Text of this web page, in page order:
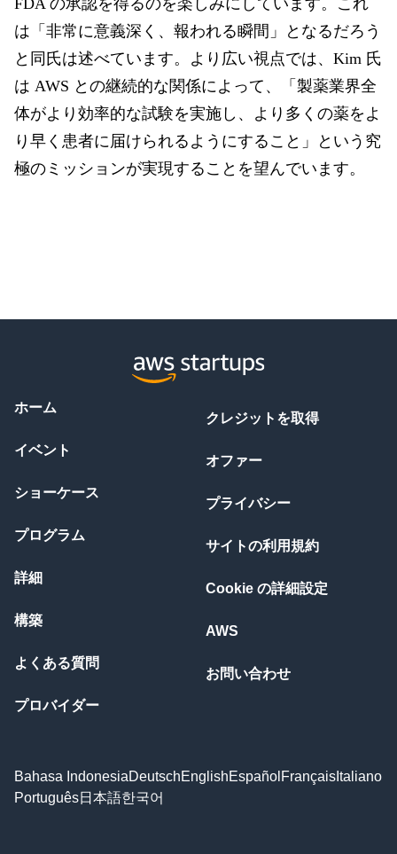
FDA の承認を得るのを楽しみにしています。これ
は「非常に意義深く、報われる瞬間」となるだろう
と同氏は述べています。より広い視点では、Kim 氏
は AWS との継続的な関係によって、「製薬業界全
体がより効率的な試験を実施し、より多くの薬をよ
り早く患者に届けられるようにすること」という究
極のミッションが実現することを望んでいます。
ホーム
イベント
ショーケース
プログラム
詳細
構築
よくある質問
プロバイダー
クレジットを取得
オファー
プライバシー
サイトの利用規約
Cookie の詳細設定
AWS
お問い合わせ
Bahasa IndonesiaDeutschEnglishEspañol Français Italiano
Português日本語한국어